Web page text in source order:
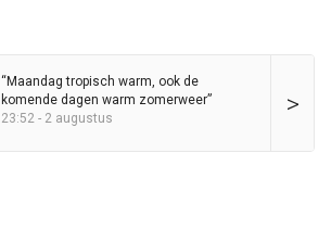
>
“Maandag tropisch warm, ook de
komende dagen warm zomerweer”
23:52 - 2 augustus